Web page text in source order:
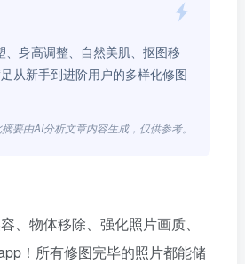
身高调整、自然美肌、抠图移
从新手到进阶用户的多样化修图
要由AI分析文章内容生成，仅供参考。
物体移除、强化照片画质、
！所有修图完毕的照片都能储